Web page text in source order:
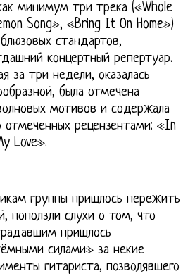
минимум три трека («Whole
Song», «Bring It On Home»)
стандартов,
концертный репертуар.
за три недели, оказалась
была отмечена
мотивов и содержала
отмеченных рецензентами: «In
Love».
группы пришлось пережить
поползли слухи о том, что
пришлось
силами» за некие
гитариста, позволявшего